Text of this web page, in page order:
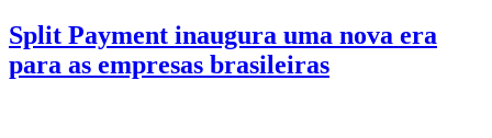
Split Payment inaugura uma nova era
para as empresas brasileiras